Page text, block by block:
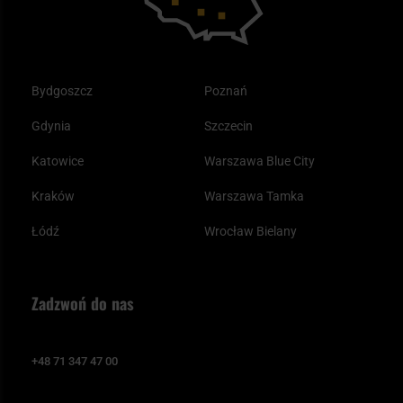
Bydgoszcz
Gdynia
Katowice
Kraków
Łódź
Poznań
Szczecin
Warszawa Blue City
Warszawa Tamka
Wrocław Bielany
Zadzwoń do nas
+48 71 347 47 00